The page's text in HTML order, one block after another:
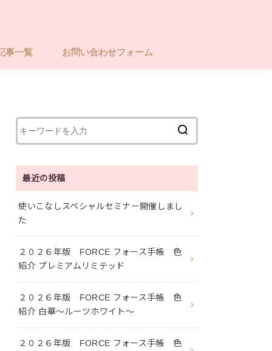
事一覧 お問い合わせフォーム
最近の投稿
使いこなしスペシャルセミナー開催しまし
た
２０２６年版 FORCE フォース手帳 色
紹介 プレミアムリミテッド
２０２６年版 FORCE フォース手帳 色
紹介 白華〜ルーツホワイト〜
２０２６年版 FORCE フォース手帳 色